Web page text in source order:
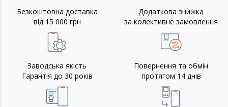
Безкоштовна доставка
від 15 000 грн
Додаткова знижка
за колективне замовлення
Заводська якість
Гарантія до 30 років
Повернення та обмін
протягом 14 днів